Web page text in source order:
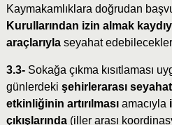
Kaymakamlıklara doğrudan
Kurullarından izin almak
araçlarıyla seyahat
3.3- Sokağa çıkma kısıtlaması
günlerdeki şehirlerarası seyahat
etkinliğinin artırılması amacıyla
çıkışlarında (iller arası